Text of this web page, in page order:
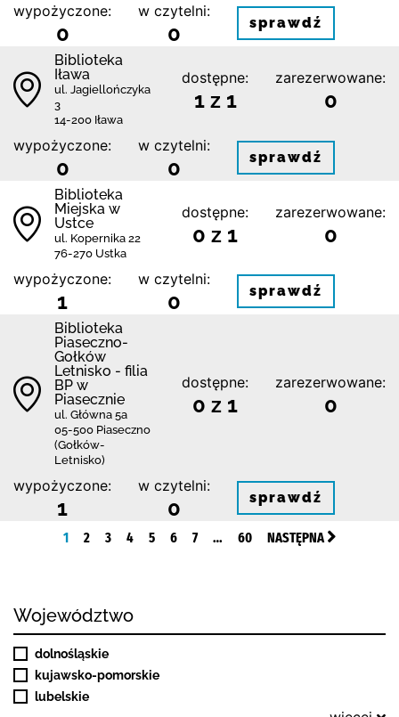
wypożyczone:
0
w czytelni:
0 sprawdź
Biblioteka
Iława
ul. Jagiellończyka
3
14-200 Iława
dostępne:
1 z 1
zarezerwowane:
0
wypożyczone:
0
w czytelni:
0 sprawdź
Biblioteka
Miejska w
Ustce
ul. Kopernika 22
76-270 Ustka
dostępne:
0 z 1
zarezerwowane:
0
wypożyczone:
1
w czytelni:
0 sprawdź
Biblioteka
Piaseczno-
Gołków
Letnisko - filia
BP w
Piasecznie
ul. Główna 5a
05-500 Piaseczno
(Gołków-
Letnisko)
dostępne:
0 z 1
zarezerwowane:
0
wypożyczone:
1
w czytelni:
0 sprawdź
1 2 3 4 5 6 7 … 60 NASTĘPNA
Województwo
dolnośląskie
kujawsko-pomorskie
lubelskie